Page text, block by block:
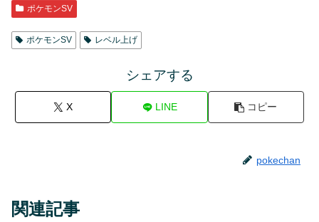
ポケモンSV
ポケモンSV レベル上げ
シェアする
X LINE コピー
pokechan
関連記事